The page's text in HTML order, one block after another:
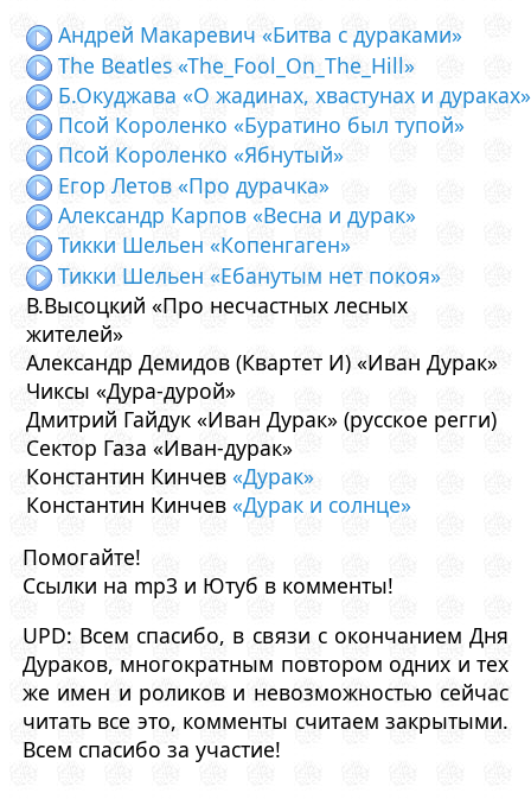
Андрей Макаревич «Битва с дураками»
The Beatles «The_Fool_On_The_Hill»
Б.Окуджава «О жадинах, хвастунах и дураках»
Псой Короленко «Буратино был тупой»
Псой Короленко «Ябнутый»
Егор Летов «Про дурачка»
Александр Карпов «Весна и дурак»
Тикки Шельен «Копенгаген»
Тикки Шельен «Ебанутым нет покоя»
В.Высоцкий «Про несчастных лесных
жителей»
Александр Демидов (Квартет И) «Иван Дурак»
Чиксы «Дура-дурой»
Дмитрий Гайдук «Иван Дурак» (русское регги)
Сектор Газа «Иван-дурак»
Константин Кинчев «Дурак»
Константин Кинчев «Дурак и солнце»
Помогайте!
Ссылки на mp3 и Ютуб в комменты!
UPD: Всем спасибо, в связи с окончанием Дня
Дураков, многократным повтором одних и тех
же имен и роликов и невозможностью сейчас
читать все это, комменты считаем закрытыми.
Всем спасибо за участие!